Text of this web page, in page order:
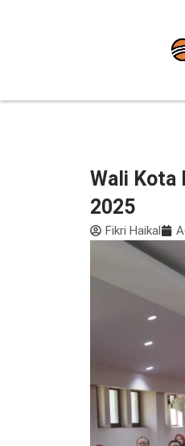
Wali Kota
2025
Fikri Haikal